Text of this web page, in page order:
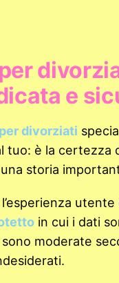
e
divorziati
tuo: è la
storia
in cui i dati
moderate